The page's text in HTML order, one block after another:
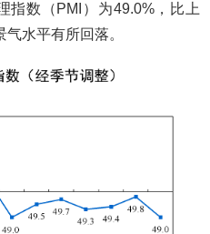
指数（PMI）为49.0%，比上
水平有所回落。